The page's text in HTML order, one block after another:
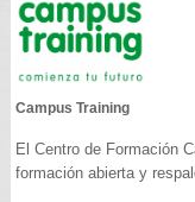
Campus Training
El Centro de Formación
formación abierta y